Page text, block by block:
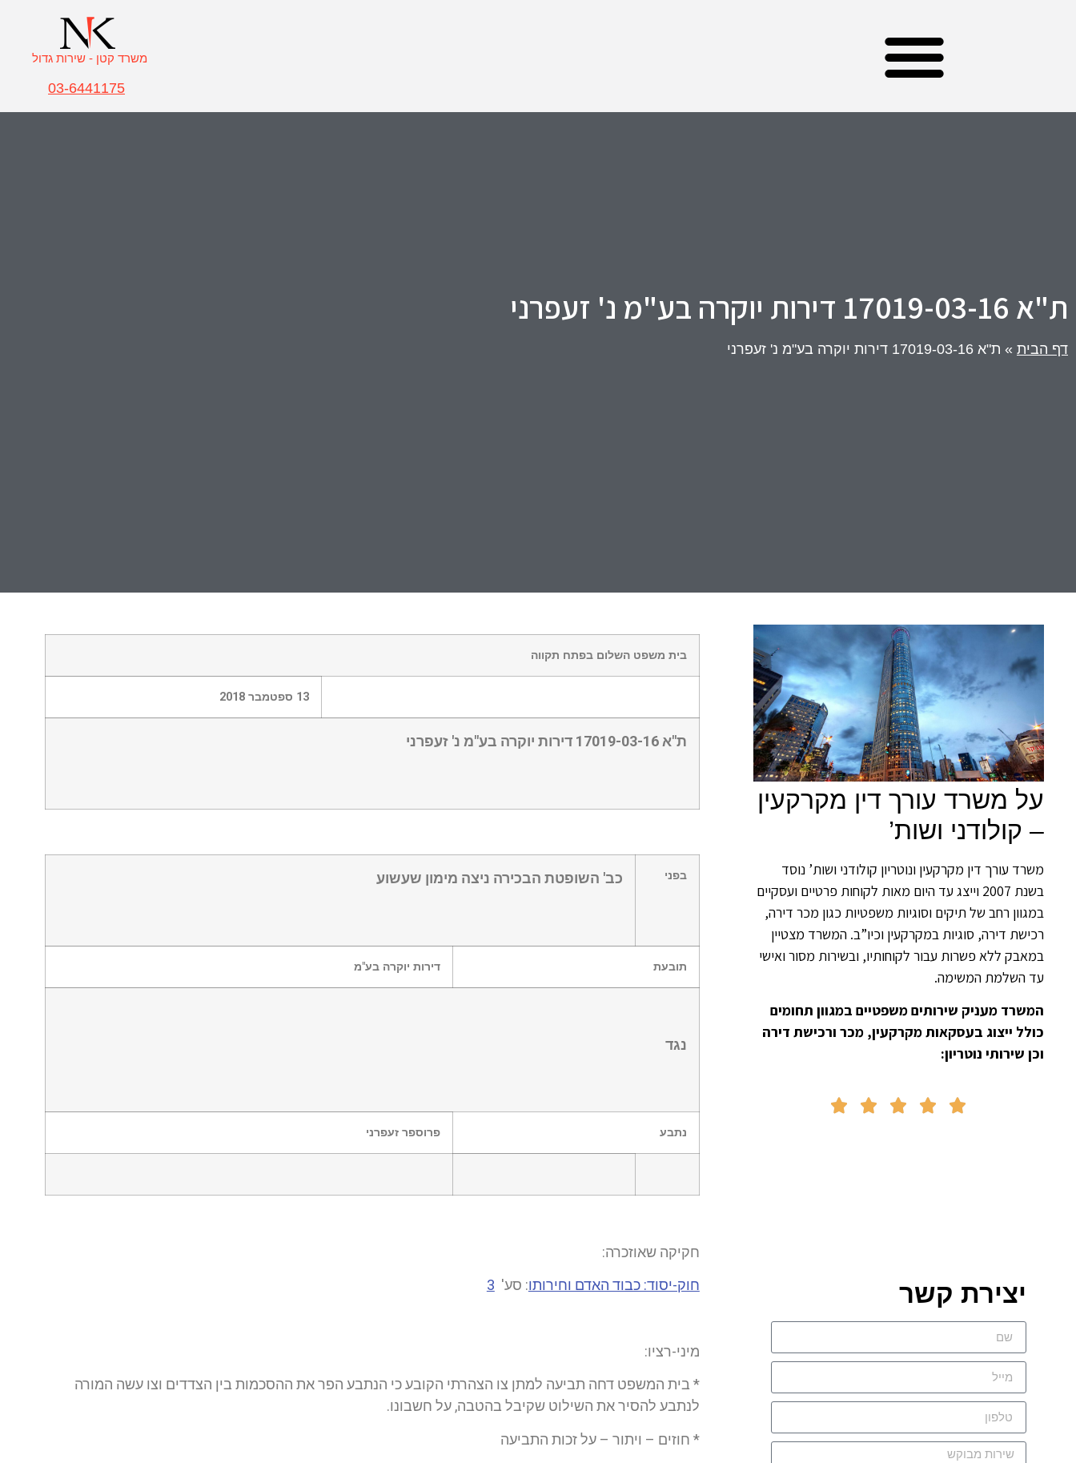
משרד קטן - שירות גדול
03-6441175
ת"א 17019-03-16 דירות יוקרה בע"מ נ' זעפרני
דף הבית » ת"א 17019-03-16 דירות יוקרה בע"מ נ' זעפרני
על משרד עורך דין מקרקעין
– קולודני ושות’
משרד עורך דין מקרקעין ונוטריון קולודני ושות’ נוסד
בשנת 2007 וייצג עד היום מאות לקוחות פרטיים ועסקיים
במגוון רחב של תיקים וסוגיות משפטיות כגון מכר דירה,
רכישת דירה, סוגיות במקרקעין וכיו”ב. המשרד מצטיין
במאבק ללא פשרות עבור לקוחותיו, ובשירות מסור ואישי
עד השלמת המשימה.
המשרד מעניק שירותים משפטיים במגוון תחומים
כולל ייצוג בעסקאות מקרקעין, מכר ורכישת דירה
וכן שירותי נוטריון:





יצירת קשר
בית משפט השלום בפתח תקווה
13 ספטמבר 2018
ת"א 17019-03-16 דירות יוקרה בע"מ נ' זעפרני
בפני כב' השופטת הבכירה ניצה מימון שעשוע
תובעת דירות יוקרה בע"מ
נגד
נתבע פרוספר זעפרני
חקיקה שאוזכרה:
חוק-יסוד: כבוד האדם וחירותו: סע' 3
מיני-רציו:
* בית המשפט דחה תביעה למתן צו הצהרתי הקובע כי הנתבע הפר את ההסכמות בין הצדדים וצו עשה המורה
לנתבע להסיר את השילוט שקיבל בהטבה, על חשבונו.
* חוזים – ויתור – על זכות התביעה